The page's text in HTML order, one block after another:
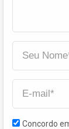
Concordo